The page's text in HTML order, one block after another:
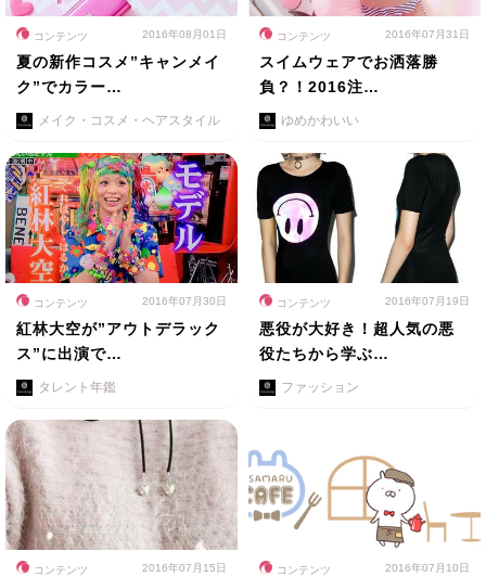
コンテンツ 2016年08月01日
夏の新作コスメ”キャンメイ
ク”でカラー…
メイク・コスメ・ヘアスタイル
コンテンツ 2016年07月31日
スイムウェアでお洒落勝
負？！2016注…
ゆめかわいい
コンテンツ 2016年07月30日
紅林大空が”アウトデラック
ス”に出演で…
タレント年鑑
コンテンツ 2016年07月19日
悪役が大好き！超人気の悪
役たちから学ぶ…
ファッション
コンテンツ 2016年07月15日 コンテンツ 2016年07月10日